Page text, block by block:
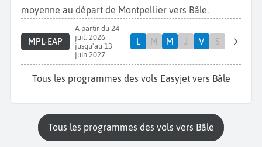
moyenne au départ de Montpellier vers Bâle.
MPL-EAP
A partir du 24
juil. 2026
jusqu'au 13
juin 2027
L M M J V S
Tous les programmes des vols Easyjet vers Bâle
Tous les programmes des vols vers Bâle